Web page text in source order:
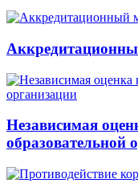
Независимая
образовательной